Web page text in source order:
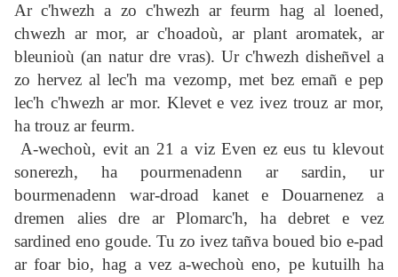
Ar c'hwezh a zo c'hwezh ar feurm hag al loened,
chwezh ar mor, ar c'hoadoù, ar plant aromatek, ar
bleunioù (an natur dre vras). Ur c'hwezh disheñvel a
zo hervez al lec'h ma vezomp, met bez emañ e pep
lec'h c'hwezh ar mor. Klevet e vez ivez trouz ar mor,
ha trouz ar feurm.
A-wechoù, evit an 21 a viz Even ez eus tu klevout
sonerezh, ha pourmenadenn ar sardin, ur
bourmenadenn war-droad kanet e Douarnenez a
dremen alies dre ar Plomarc'h, ha debret e vez
sardined eno goude. Tu zo ivez tañva boued bio e-pad
ar foar bio, hag a vez a-wechoù eno, pe kutuilh ha